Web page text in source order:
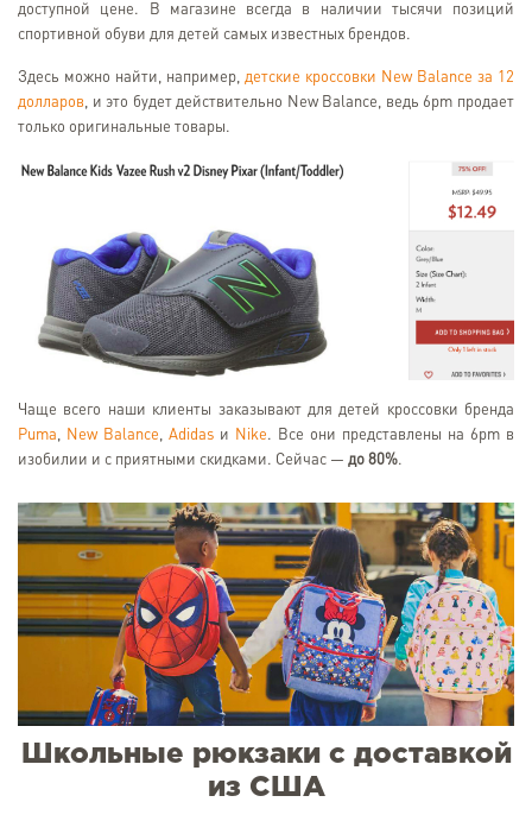
доступной цене. В магазине всегда в наличии тысячи позиций
спортивной обуви для детей самых известных брендов.
Здесь можно найти, например, детские кроссовки New Balance за 12
долларов, и это будет действительно New Balance, ведь 6pm продает
только оригинальные товары.
Чаще всего наши клиенты заказывают для детей кроссовки бренда
Puma, New Balance, Adidas и Nike. Все они представлены на 6pm в
изобилии и с приятными скидками. Сейчас — до 80%.
Школьные рюкзаки с доставкой
из США